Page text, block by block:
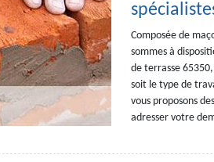
Composée de
sommes à
de terrasse
soit le type de
vous proposons
adresser votre